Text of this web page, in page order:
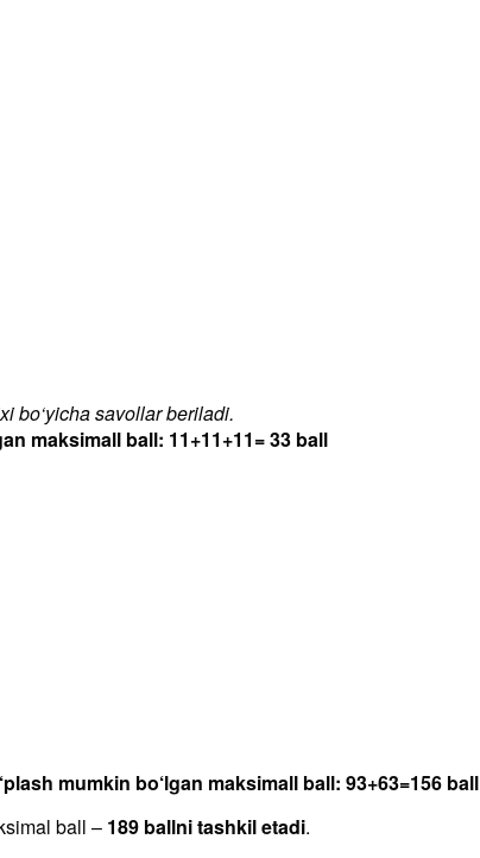
bo‘yicha savollar beriladi.
maksimall ball: 11+11+11= 33 ball
mumkin bo‘lgan maksimall ball: 93+63=156 ball
ball – 189 ballni tashkil etadi.